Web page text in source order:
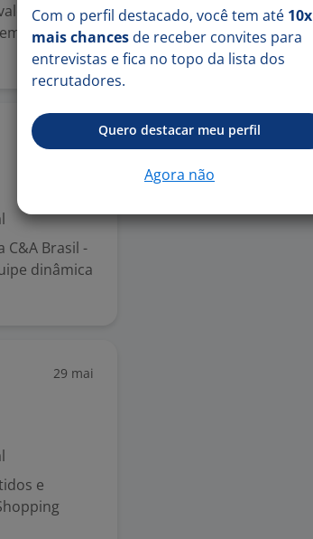
e
C&A Brasil -
dinâmica
29 mai
e
Com o perfil destacado, você tem até 10x
mais chances de receber convites para
entrevistas e fica no topo da lista dos
recrutadores.
Quero destacar meu perfil
Agora não